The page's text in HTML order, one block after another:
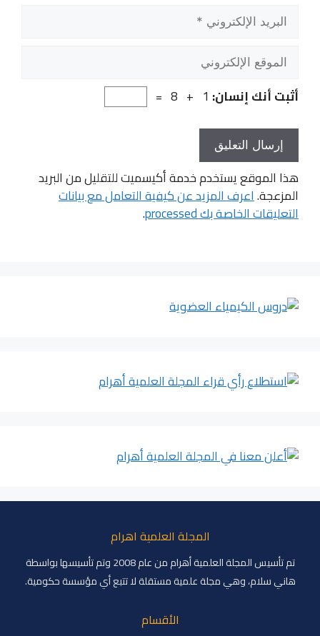
البريد
الإلكتروني
الموقع
الإلكتروني
أثبت أنك إنسان: 1 + 8 =
هذا الموقع يستخدم خدمة أكيسميت للتقليل من البريد
المزعجة.اعرف المزيد عن كيفية التعامل مع بيانات
التعليقات الخاصة بك processed .
المجلة العلمية اهرام
تم تأسيس المجلة العلمية أهرام من عام 2008 وتم تأسيسها بواسطة
هاني سلام، وهي مجلة علمية مستقلة لا تتبع أي مؤسسة حكومية.
الأقسام